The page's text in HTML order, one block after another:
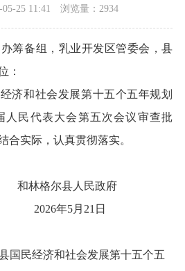
25 11:41 浏览量：2934
筹备组，乳业开发区管委会，县
：
济和社会发展第十五个五年规划
人民代表大会第五次会议审查批
合实际，认真贯彻落实。
和林格尔县人民政府
2026年5月21日
国民经济和社会发展第十五个五